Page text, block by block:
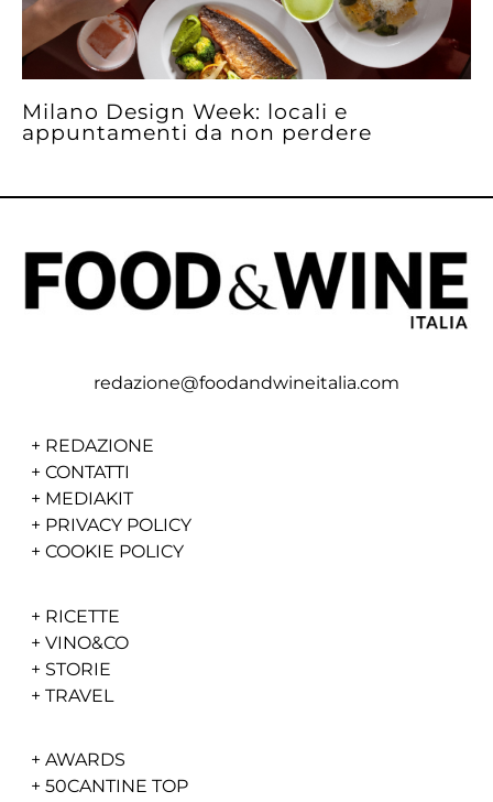
Milano Design Week: locali e
appuntamenti da non perdere
redazione@foodandwineitalia.com
+ REDAZIONE
+ CONTATTI
+ MEDIAKIT
+ PRIVACY POLICY
+ COOKIE POLICY
+ RICETTE
+ VINO&CO
+ STORIE
+ TRAVEL
+ AWARDS
+ 50CANTINE TOP